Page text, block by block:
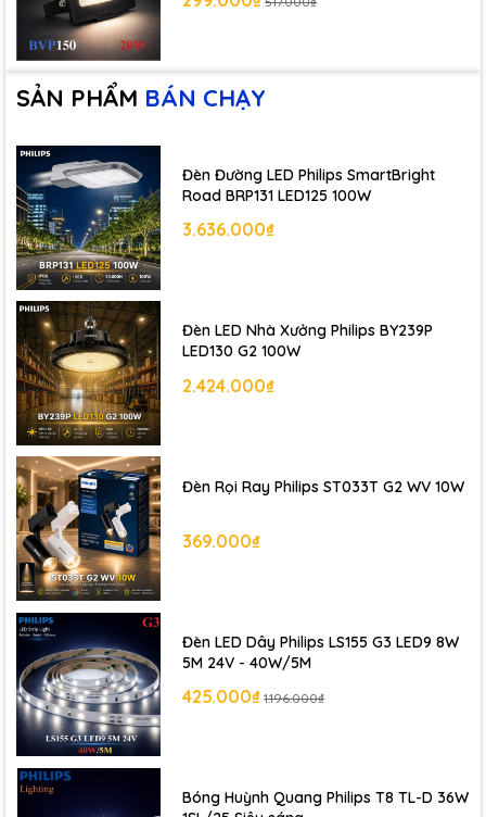
SẢN PHẨM BÁN CHẠY
Đèn Đường LED Philips SmartBright
Road BRP131 LED125 100W
3.636.000₫
Đèn LED Nhà Xưởng Philips BY239P
LED130 G2 100W
2.424.000₫
Đèn Rọi Ray Philips ST033T G2 WV 10W
369.000₫
Đèn LED Dây Philips LS155 G3 LED9 8W
5M 24V - 40W/5M
425.000₫ 1.196.000₫
Bóng Huỳnh Quang Philips T8 TL-D 36W